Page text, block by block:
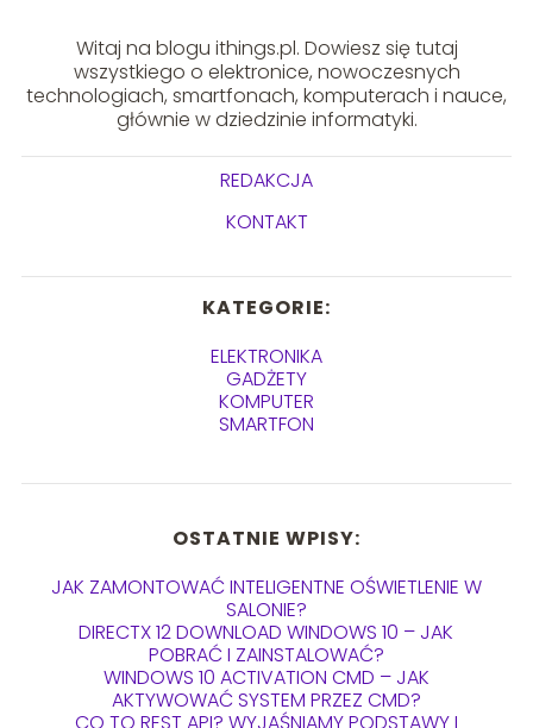
Witaj na blogu ithings.pl. Dowiesz się tutaj
wszystkiego o elektronice, nowoczesnych
technologiach, smartfonach, komputerach i nauce,
głównie w dziedzinie informatyki.
REDAKCJA
KONTAKT
KATEGORIE:
ELEKTRONIKA
GADŻETY
KOMPUTER
SMARTFON
OSTATNIE WPISY:
JAK ZAMONTOWAĆ INTELIGENTNE OŚWIETLENIE W
SALONIE?
DIRECTX 12 DOWNLOAD WINDOWS 10 – JAK
POBRAĆ I ZAINSTALOWAĆ?
WINDOWS 10 ACTIVATION CMD – JAK
AKTYWOWAĆ SYSTEM PRZEZ CMD?